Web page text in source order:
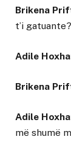
Brikena
t’i gatuante?
Adile
Brikena
Adile
më shumë